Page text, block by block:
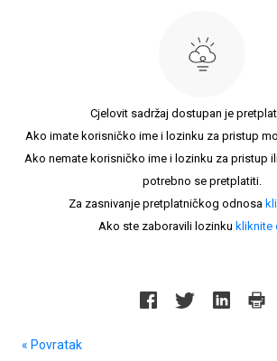
Cjelovit sadržaj dostupan je
Ako imate korisničko ime i lozinku za pristup
Ako nemate korisničko ime i lozinku za pristup
potrebno se pretplatiti.
Za zasnivanje pretplatničkog odnosa
Ako ste zaboravili lozinku kliknite
« Povratak